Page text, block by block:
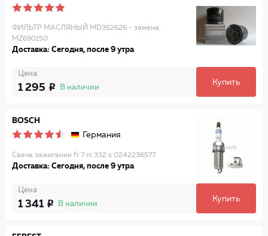
ФИЛЬТР МАСЛЯНЫЙ MD352626 - замена
MZ690150
Доставка: Сегодня, после 9 утра
Цена
1 295 В наличии
Купить
BOSCH
Германия
Свеча зажигания fr 7 ni 332 s 0242236577
Доставка: Сегодня, после 9 утра
Цена
1 341 В наличии
Купить